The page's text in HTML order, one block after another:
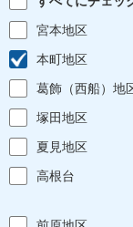
宮本地区
本町地区
葛飾（西船）地
塚田地区
夏見地区
高根台